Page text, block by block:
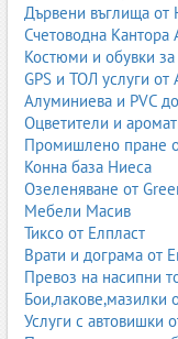
ежедневна употреба.
комбинация от
инструменти.
2.1. Пневматични
гайковерти;
ударни
пневматични
пистолети за
пневматични
пневматични
Пневматичните
подходящи за тежки
Дървени въглища от
Счетоводна Кантора
Костюми и обувки
GPS и ТОЛ услуги
Алуминиева и PVC
Оцветители и
Промишлено пране
Конна база Ниеса
Озеленяване от
Мебели Масив
Тиксо от Елпласт
Врати и дограма от
Превоз на насипни
Бои,лакове,мазилки
Услуги с автовишки